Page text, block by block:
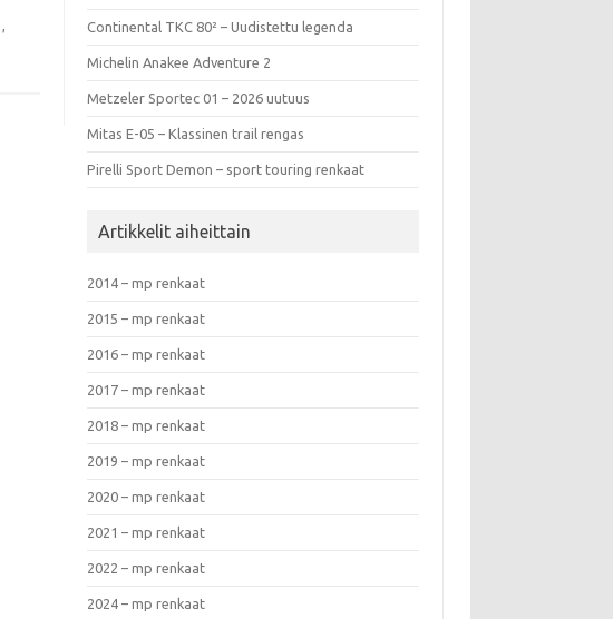
,
Continental TKC 80² – Uudistettu legenda
Michelin Anakee Adventure 2
Metzeler Sportec 01 – 2026 uutuus
Mitas E-05 – Klassinen trail rengas
Pirelli Sport Demon – sport touring renkaat
Artikkelit aiheittain
2014 – mp renkaat
2015 – mp renkaat
2016 – mp renkaat
2017 – mp renkaat
2018 – mp renkaat
2019 – mp renkaat
2020 – mp renkaat
2021 – mp renkaat
2022 – mp renkaat
2024 – mp renkaat